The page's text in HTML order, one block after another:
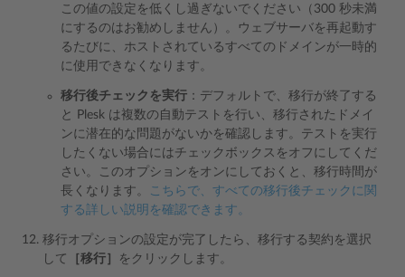
この値の設定を低くし過ぎないでください（300 秒未満
にするのはお勧めしません）。ウェブサーバを再起動す
るたびに、ホストされているすべてのドメインが一時的
に使用できなくなります。
移行後チェックを実行 ：デフォルトで、移行が終了する
と Plesk は複数の自動テストを行い、移行されたドメイ
ンに潜在的な問題がないかを確認します。テストを実行
したくない場合にはチェックボックスをオフにしてくだ
さい。このオプションをオンにしておくと、移行時間が
長くなります。
こちらで、すべての移行後チェックに関
する詳しい説明を確認できます。
移行オプションの設定が完了したら、移行する契約を選択
して
［移行］ をクリックします。